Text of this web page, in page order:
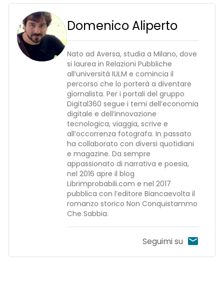
Domenico Aliperto
Nato ad Aversa, studia a Milano, dove
si laurea in Relazioni Pubbliche
all’università IULM e comincia il
percorso che lo porterà a diventare
giornalista. Per i portali del gruppo
Digital360 segue i temi dell’economia
digitale e dell’innovazione
tecnologica, viaggia, scrive e
all’occorrenza fotografa. In passato
ha collaborato con diversi quotidiani
e magazine. Da sempre
appassionato di narrativa e poesia,
nel 2016 apre il blog
Librimprobabili.com e nel 2017
pubblica con l’editore Biancaevolta il
romanzo storico Non Conquistammo
Che Sabbia.
Seguimi su